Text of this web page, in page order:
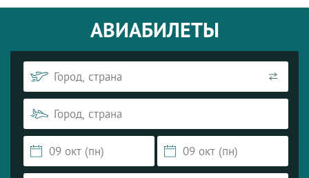
АВИАБИЛЕТЫ